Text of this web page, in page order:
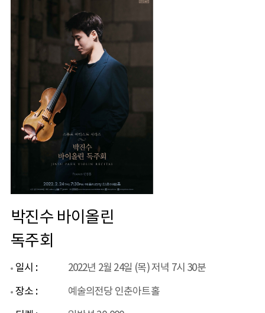
박진수 바이올린
독주회
일시 :
2022년 2월 24일 (목) 저녁 7시 30분
장소 :
예술의전당 인춘아트홀